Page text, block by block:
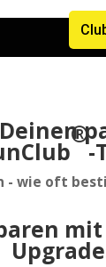
®
-
- wie oft